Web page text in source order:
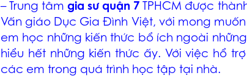
– Trung tâmgia sư quận 7 TPHCM được
Vấn giáo Dục Gia Đình Việt, với mong
em học những kiến thức bổ ích ngoài
hiểu hết những kiến thức ấy. Với việc hổ
các em trong quá trình học tập tại nhà.